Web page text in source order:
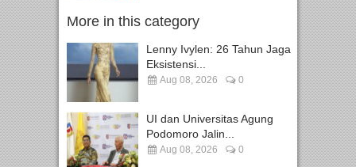
More in this category
Lenny Ivylen: 26 Tahun Jaga
Eksistensi...
Aug 08, 2026 0
UI dan Universitas Agung
Podomoro Jalin...
Aug 08, 2026 0